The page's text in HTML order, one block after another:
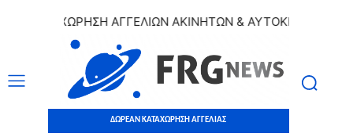
ΚΑΤΑΧΩΡΗΣΗ ΑΓΓΕΛΙΩΝ ΑΚΙΝΗΤΩΝ & ΑΥΤΟΚΙΝΗΤΩΝ |
ΔΩΡΕΑΝ ΚΑΤΑΧΩΡΗΣΗ ΑΓΓΕΛΙΑΣ